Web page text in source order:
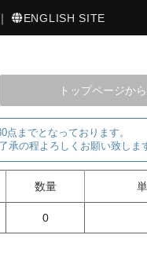
｜ ENGLISH SITE
トップページか
までとなっております。
承の程よろしくお願い致しま
数量
0